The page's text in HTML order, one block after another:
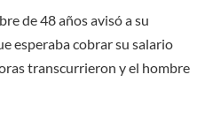
de 48 años avisó a su
esperaba cobrar su salario
transcurrieron y el hombre